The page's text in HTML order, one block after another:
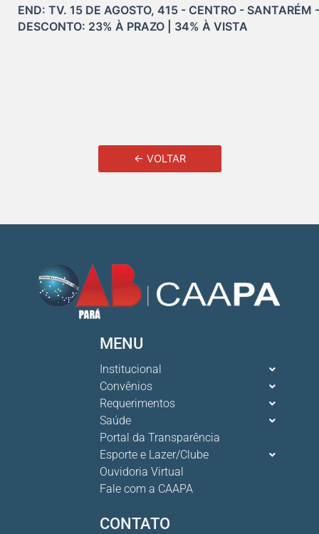
END: TV. 15 DE AGOSTO, 415 - CENTRO -
DESCONTO: 23% À PRAZO | 34% À VISTA
← VOLTAR
MENU
Institucional
Convênios
Requerimentos
Saúde
Portal da Transparência
Esporte e Lazer/Clube
Ouvidoria Virtual
Fale com a CAAPA
CONTATO